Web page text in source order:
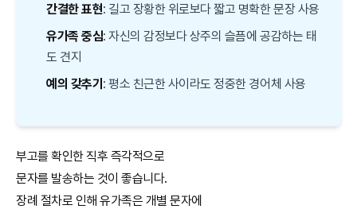
간결한 표현: 길고 장황한 위로보다 짧고 명확한 문장 사용
유가족 중심: 자신의 감정보다 상주의 슬픔에 공감하는 태
도 견지
예의 갖추기 : 평소 친근한 사이라도 정중한 경어체 사용
부고를 확인한 직후 즉각적으로
문자를 발송하는 것이 좋습니다.
장례 절차로 인해 유가족은 개별 문자에